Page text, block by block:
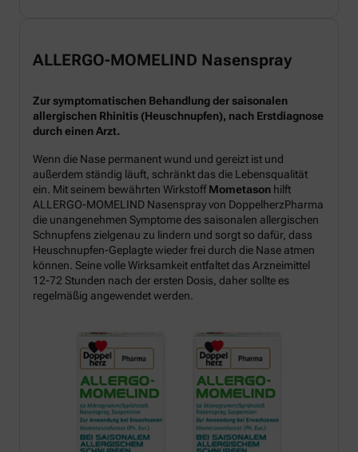
ALLERGO-MOMELIND Nasenspray
Zur symptomatischen Behandlung der saisonalen
allergischen Rhinitis (Heuschnupfen), nach Erstdiagnose
durch einen Arzt.
Wenn die Nase permanent wund und gereizt ist und
außerdem ständig läuft, schränkt das die Lebensqualität
ein. Mit seinem bewährten WirkstoffMometason hilft
ALLERGO-MOMELIND Nasenspray von DoppelherzPharma
die unangenehmen Symptome des saisonalen allergischen
Schnupfens zielgenau zu lindern und sorgt so dafür, dass
Heuschnupfen-Geplagte wieder frei durch die Nase atmen
können. Seine volle Wirksamkeit entfaltet das Arzneimittel
12-72 Stunden nach der ersten Dosis, daher sollte es
regelmäßig angewendet werden.